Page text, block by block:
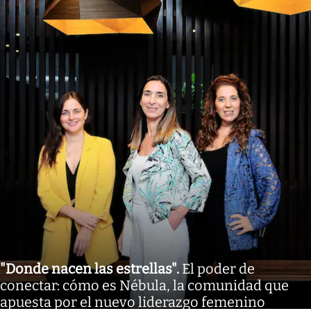
"Donde nacen las estrellas". El poder de
conectar: cómo es Nébula, la comunidad que
apuesta por el nuevo liderazgo femenino